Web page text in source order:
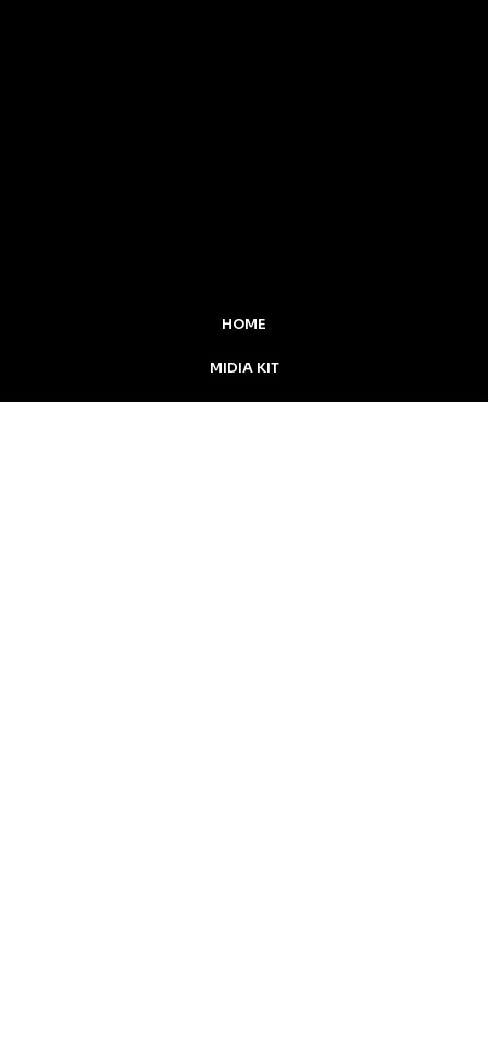
HOME
MIDIA KIT